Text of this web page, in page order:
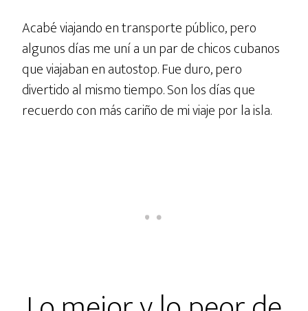
Acabé viajando en transporte público, pero
algunos días me uní a un par de chicos cubanos
que viajaban en autostop. Fue duro, pero
divertido al mismo tiempo. Son los días que
recuerdo con más cariño de mi viaje por la isla.